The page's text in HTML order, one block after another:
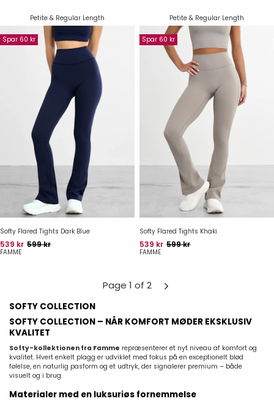
Petite & Regular Length
Spar 60 kr
Softy Flared Tights Dark Blue
Pris
539 kr Oprindelig pris
599 kr
FAMME
Petite & Regular Length
Spar 60 kr
Softy Flared Tights Khaki
Pris
539 kr Oprindelig pris
599 kr
FAMME
Page 1 of 2
SOFTY COLLECTION
SOFTY COLLECTION – NÅR KOMFORT MØDER EKSKLUSIV
KVALITET
Softy-kollektionen fra Famme repræsenterer et nyt niveau af komfort og
kvalitet. Hvert enkelt plagg er udviklet med fokus på en exceptionelt blød
følelse, en naturlig pasform og et udtryk, der signalerer premium – både
visuelt og i brug.
Materialer med en luksuriøs fornemmelse